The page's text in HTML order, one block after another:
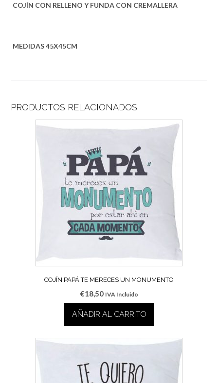
COJÍN CON RELLENO Y FUNDA CON CREMALLERA
MEDIDAS 45X45CM
PRODUCTOS RELACIONADOS
COJÍN PAPÁ TE MERECES UN MONUMENTO
€18,50 IVA Incluido
AÑADIR AL CARRITO